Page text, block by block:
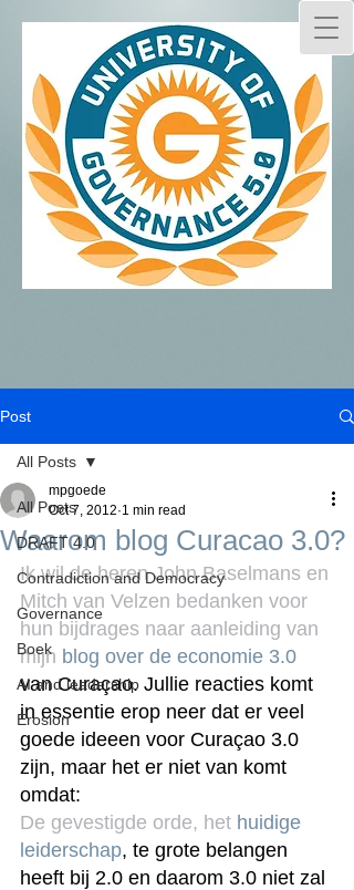
Post
All Posts
DRAFT 4.0
Contradiction and Democracy
Governance
Boek
AI and leadership
Erosion
All Posts
Waarom blog Curacao 3.0?
mpgoede
Oct 7, 2012 1 min read
Ik wil de heren John Baselmans en
Mitch van Velzen bedanken voor
hun bijdrages naar aanleiding van
mijn blog over de economie 3.0
van Curaçao. Jullie reacties komt
in essentie erop neer dat er veel
goede ideeen voor Curaçao 3.0
zijn, maar het er niet van komt
omdat:
De gevestigde orde, het huidige
leiderschap, te grote belangen
heeft bij 2.0 en daarom 3.0 niet zal